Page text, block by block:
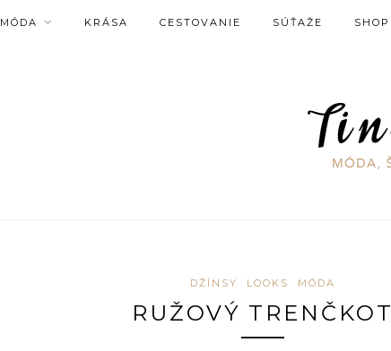
MÓDA KRÁSA CESTOVANIE SÚŤAŽE SHOP
DŽÍNSY LOOKS MÓDA
RUŽOVÝ TRENČKOT